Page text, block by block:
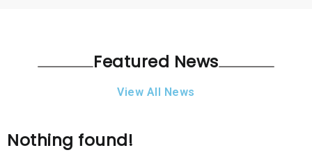
Featured News
View All News
Nothing found!